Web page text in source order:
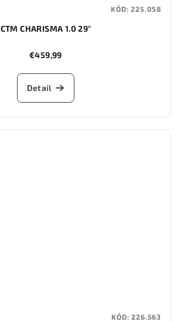
CTM CHARISMA 1.0 29"
€459,99
Detail
KÓD:225.058
KÓD:226.563